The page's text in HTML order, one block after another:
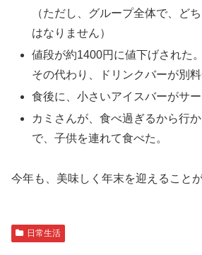
（ただし、グループ全体で、ど
はなりません）
値段が約1400円に値下げされた。
その代わり、ドリンクバーが別料
食後に、小さいアイスバーがサ
カミさんが、食べ過ぎるから行
で、子供を連れて食べた。
今年も、美味しく年末を迎えること
日常生活